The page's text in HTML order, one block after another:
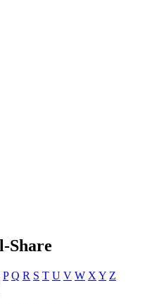
Share
P Q R S T U V W X Y Z